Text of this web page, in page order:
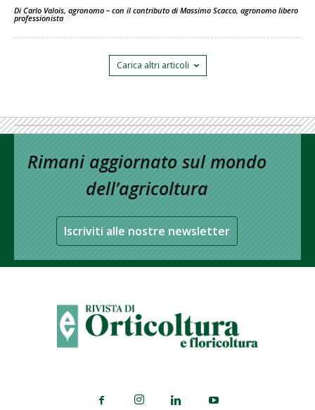
Di Carlo Valois, agronomo – con il contributo di Massimo Scacco, agronomo libero
professionista -
Carica altri articoli
Rimani aggiornato sul mondo
dell’agricoltura
Iscriviti alle nostre newsletter